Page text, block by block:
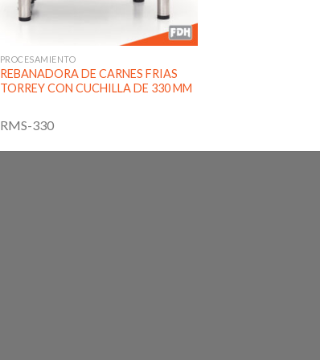
PROCESAMIENTO
REBANADORA DE CARNES FRIAS
TORREY CON CUCHILLA DE 330 MM
RMS-330